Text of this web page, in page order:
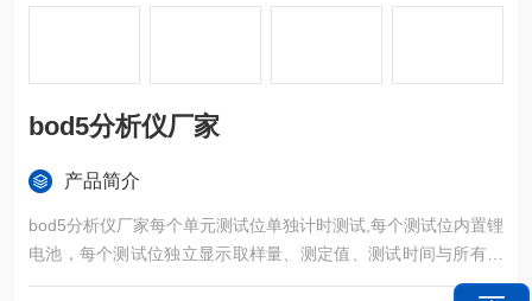
bod5分析仪厂家
产品简介
bod5分析仪厂家每个单元测试位单独计时测试,每个测试位内置锂
电池，每个测试位独立显示取样量、测定值、测试时间与所有测
定信息，自动完成测量过程、无需专人看管、安全可靠、智能微